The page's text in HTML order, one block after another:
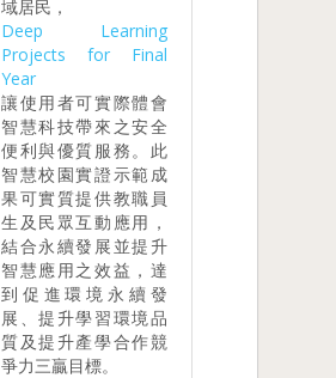
域居民，
Deep Learning
Projects for Final
Year
讓使用者可實際體會
智慧科技帶來之安全
便利與優質服務。此
智慧校園實證示範成
果可實質提供教職員
生及民眾互動應用，
結合永續發展並提升
智慧應用之效益，達
到促進環境永續發
展、提升學習環境品
質及提升產學合作競
爭力三贏目標。